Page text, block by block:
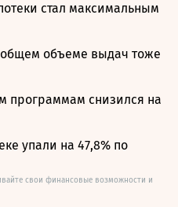
стал максимальным
объеме выдач тоже
программам снизился на
упали на 47,8% по
свои финансовые возможности и